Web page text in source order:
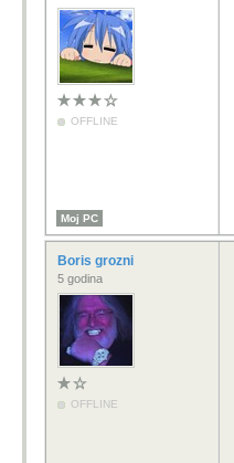
OFFLINE
Moj PC
Boris grozni
5 godina
OFFLINE